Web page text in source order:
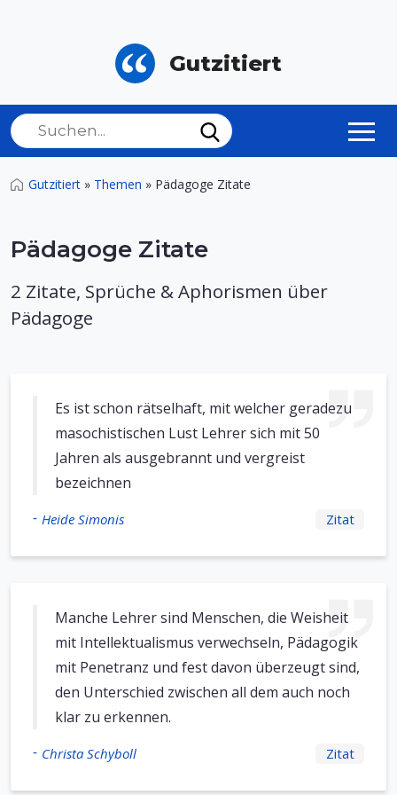
Gutzitiert
Gutzitiert » Themen » Pädagoge Zitate
Pädagoge Zitate
2 Zitate, Sprüche & Aphorismen über
Pädagoge
Es ist schon rätselhaft, mit welcher geradezu
masochistischen Lust Lehrer sich mit 50
Jahren als ausgebrannt und vergreist
bezeichnen
- Heide Simonis Zitat
Manche Lehrer sind Menschen, die Weisheit
mit Intellektualismus verwechseln, Pädagogik
mit Penetranz und fest davon überzeugt sind,
den Unterschied zwischen all dem auch noch
klar zu erkennen.
- Christa Schyboll Zitat